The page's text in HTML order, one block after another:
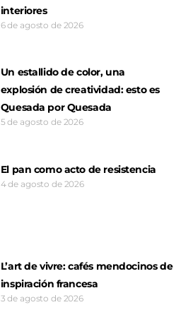
interiores
6 de agosto de 2026
Un estallido de color, una
explosión de creatividad: esto es
Quesada por Quesada
5 de agosto de 2026
El pan como acto de resistencia
4 de agosto de 2026
L’art de vivre: cafés mendocinos de
inspiración francesa
3 de agosto de 2026